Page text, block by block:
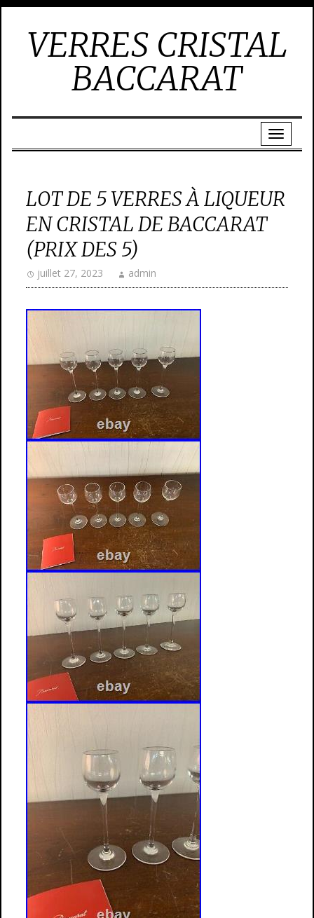
VERRES CRISTAL
BACCARAT
LOT DE 5 VERRES À LIQUEUR
EN CRISTAL DE BACCARAT
(PRIX DES 5)
juillet 27, 2023 admin